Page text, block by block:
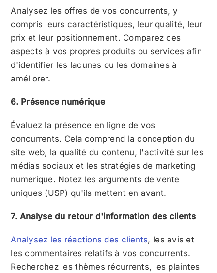
Analysez les offres de vos concurrents, y
compris leurs caractéristiques, leur qualité, leur
prix et leur positionnement. Comparez ces
aspects à vos propres produits ou services afin
d'identifier les lacunes ou les domaines à
améliorer.
6. Présence numérique
Évaluez la présence en ligne de vos
concurrents. Cela comprend la conception du
site web, la qualité du contenu, l'activité sur les
médias sociaux et les stratégies de marketing
numérique. Notez les arguments de vente
uniques (USP) qu'ils mettent en avant.
7. Analyse du retour d'information des clients
Analysez les réactions des clients, les avis et
les commentaires relatifs à vos concurrents.
Recherchez les thèmes récurrents, les plaintes